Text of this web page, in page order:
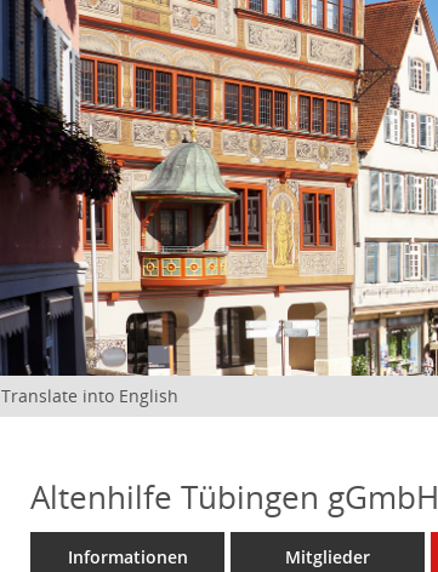
Translate into English
Altenhilfe Tübingen
Informationen Mitglieder